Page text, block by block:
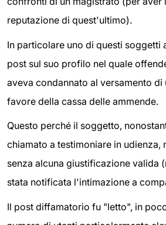
reputazione di quest'ultimo).
In particolare uno di questi soggetti
post sul suo profilo nel quale
aveva condannato al versamento di
favore della cassa delle ammende.
Questo perché il soggetto,
chiamato a testimoniare in udienza,
senza alcuna giustificazione valida
stata notificata l'intimazione a
Il post diffamatorio fu "letto", in